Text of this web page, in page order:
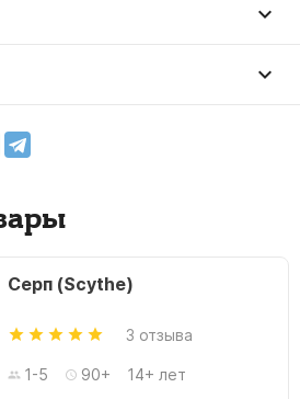
Серп (Scythe)
3 отзыва
1-5 90+ 14+ лет